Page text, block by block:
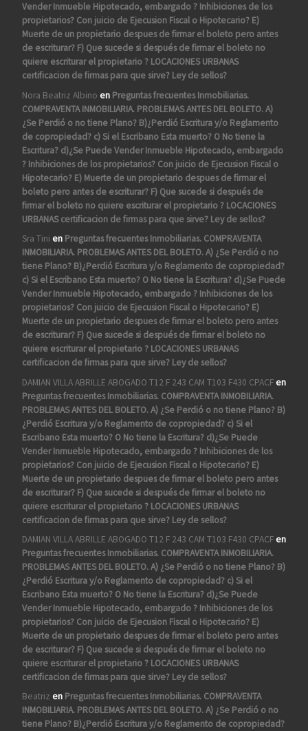
Vender Inmueble Hipotecado, embargado ? Inhibiciones de los
propietarios? Con juicio de Ejecusion Fiscal o Hipotecario? E)
Muerte de un propietario despues de firmar el boleto pero antes
de escriturar? F) Que sucede si después de firmar el boleto no
quiere escriturar el propietario ? LOCACIONES URBANAS
certificacion de firmas para que sirve? Ley de sellos?
Nora Beatriz Albino en Preguntas frecuentes Inmobiliarias.
COMPRAVENTA INMOBILIARIA. PROBLEMAS ANTES DEL BOLETO. A)
¿Se Perdió o no tiene Plano? B)¿Perdió Escritura y/o Reglamento
de copropiedad? c) Si el Escribano Esta muerto? O No tiene la
Escritura? d)¿Se Puede Vender Inmueble Hipotecado, embargado
? Inhibiciones de los propietarios? Con juicio de Ejecusion Fiscal o
Hipotecario? E) Muerte de un propietario despues de firmar el
boleto pero antes de escriturar? F) Que sucede si después de
firmar el boleto no quiere escriturar el propietario ? LOCACIONES
URBANAS certificacion de firmas para que sirve? Ley de sellos?
Sra Tini en Preguntas frecuentes Inmobiliarias. COMPRAVENTA
INMOBILIARIA. PROBLEMAS ANTES DEL BOLETO. A) ¿Se Perdió o no
tiene Plano? B)¿Perdió Escritura y/o Reglamento de copropiedad?
c) Si el Escribano Esta muerto? O No tiene la Escritura? d)¿Se Puede
Vender Inmueble Hipotecado, embargado ? Inhibiciones de los
propietarios? Con juicio de Ejecusion Fiscal o Hipotecario? E)
Muerte de un propietario despues de firmar el boleto pero antes
de escriturar? F) Que sucede si después de firmar el boleto no
quiere escriturar el propietario ? LOCACIONES URBANAS
certificacion de firmas para que sirve? Ley de sellos?
DAMIAN VILLA ABRILLE ABOGADO T12 F 243 CAM T103 F430 CPACFen
Preguntas frecuentes Inmobiliarias. COMPRAVENTA INMOBILIARIA.
PROBLEMAS ANTES DEL BOLETO. A) ¿Se Perdió o no tiene Plano? B)
¿Perdió Escritura y/o Reglamento de copropiedad? c) Si el
Escribano Esta muerto? O No tiene la Escritura? d)¿Se Puede
Vender Inmueble Hipotecado, embargado ? Inhibiciones de los
propietarios? Con juicio de Ejecusion Fiscal o Hipotecario? E)
Muerte de un propietario despues de firmar el boleto pero antes
de escriturar? F) Que sucede si después de firmar el boleto no
quiere escriturar el propietario ? LOCACIONES URBANAS
certificacion de firmas para que sirve? Ley de sellos?
DAMIAN VILLA ABRILLE ABOGADO T12 F 243 CAM T103 F430 CPACFen
Preguntas frecuentes Inmobiliarias. COMPRAVENTA INMOBILIARIA.
PROBLEMAS ANTES DEL BOLETO. A) ¿Se Perdió o no tiene Plano? B)
¿Perdió Escritura y/o Reglamento de copropiedad? c) Si el
Escribano Esta muerto? O No tiene la Escritura? d)¿Se Puede
Vender Inmueble Hipotecado, embargado ? Inhibiciones de los
propietarios? Con juicio de Ejecusion Fiscal o Hipotecario? E)
Muerte de un propietario despues de firmar el boleto pero antes
de escriturar? F) Que sucede si después de firmar el boleto no
quiere escriturar el propietario ? LOCACIONES URBANAS
certificacion de firmas para que sirve? Ley de sellos?
Beatriz en Preguntas frecuentes Inmobiliarias. COMPRAVENTA
INMOBILIARIA. PROBLEMAS ANTES DEL BOLETO. A) ¿Se Perdió o no
tiene Plano? B)¿Perdió Escritura y/o Reglamento de copropiedad?